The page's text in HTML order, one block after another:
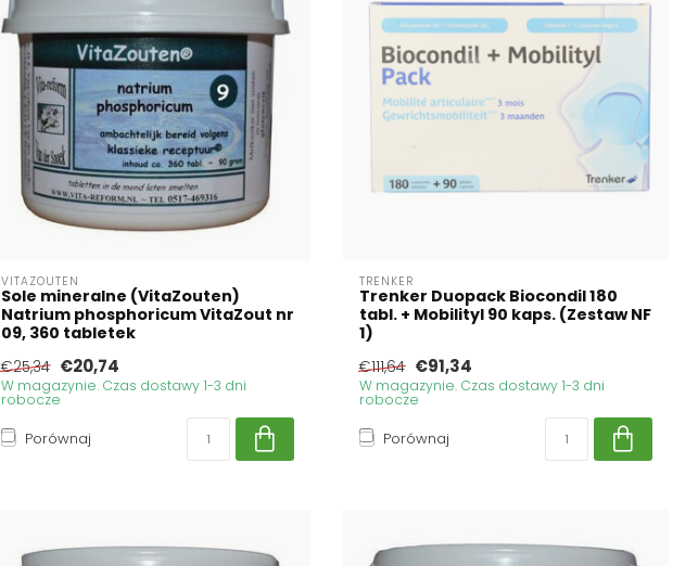
VITAZOUTEN
Sole mineralne (VitaZouten)
Natrium phosphoricum VitaZout nr
09, 360 tabletek
€25,34 €20,74
W magazynie. Czas dostawy 1-3 dni
robocze
Porównaj
TRENKER
Trenker Duopack Biocondil 180
tabl. + Mobilityl 90 kaps. (Zestaw NF
1)
€111,64 €91,34
W magazynie. Czas dostawy 1-3 dni
robocze
Porównaj